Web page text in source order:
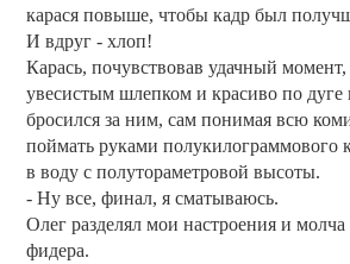
карася повыше, чтобы кадр был
И вдруг - хлоп!
Карась, почувствовав удачный
увесистым шлепком и красиво по дуге
бросился за ним, сам понимая всю
поймать руками полукилограммового
в воду с полутораметровой высоты.
- Ну все, финал, я сматываюсь.
Олег разделял мои настроения и молча
фидера.